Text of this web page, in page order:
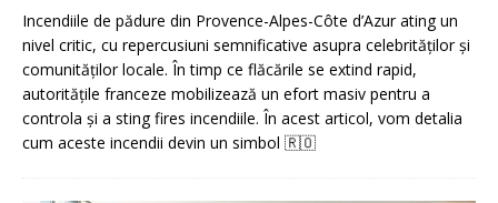
Incendiile de pădure din Provence-Alpes-Côte d’Azur ating un
nivel critic, cu repercusiuni semnificative asupra celebrităților și
comunităților locale. În timp ce flăcările se extind rapid,
autoritățile franceze mobilizează un efort masiv pentru a
controla și a sting fires incendiile. În acest articol, vom detalia
cum aceste incendii devin un simbol 🇷🇴